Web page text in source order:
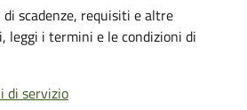
scadenze, requisiti e altre
leggi i termini e le condizioni di
di servizio